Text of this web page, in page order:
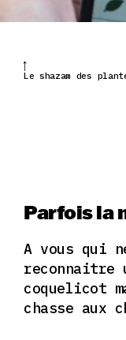
Le shazam des
Parfois la
A vous qui
reconnaitre
coquelicot
chasse aux